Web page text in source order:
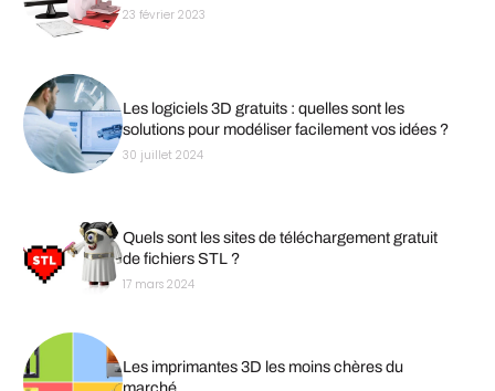
23 février 2023
Les logiciels 3D gratuits : quelles sont les
solutions pour modéliser facilement vos idées ?
30 juillet 2024
Quels sont les sites de téléchargement gratuit
de fichiers STL ?
17 mars 2024
Les imprimantes 3D les moins chères du
marché